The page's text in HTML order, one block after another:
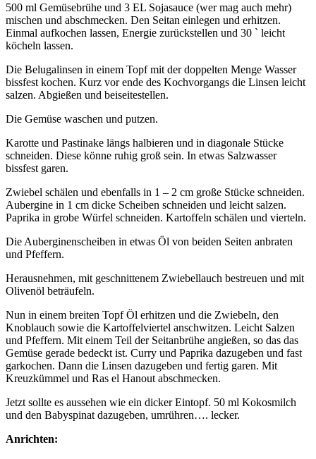
500 ml Gemüsebrühe und 3 EL Sojasauce (wer mag auch mehr)
mischen und abschmecken. Den Seitan einlegen und erhitzen.
Einmal aufkochen lassen, Energie zurückstellen und 30 ` leicht
köcheln lassen.
Die Belugalinsen in einem Topf mit der doppelten Menge Wasser
bissfest kochen. Kurz vor ende des Kochvorgangs die Linsen leicht
salzen. Abgießen und beiseitestellen.
Die Gemüse waschen und putzen.
Karotte und Pastinake längs halbieren und in diagonale Stücke
schneiden. Diese könne ruhig groß sein. In etwas Salzwasser
bissfest garen.
Zwiebel schälen und ebenfalls in 1 – 2 cm große Stücke schneiden.
Aubergine in 1 cm dicke Scheiben schneiden und leicht salzen.
Paprika in grobe Würfel schneiden. Kartoffeln schälen und vierteln.
Die Auberginenscheiben in etwas Öl von beiden Seiten anbraten
und Pfeffern.
Herausnehmen, mit geschnittenem Zwiebellauch bestreuen und mit
Olivenöl beträufeln.
Nun in einem breiten Topf Öl erhitzen und die Zwiebeln, den
Knoblauch sowie die Kartoffelviertel anschwitzen. Leicht Salzen
und Pfeffern. Mit einem Teil der Seitanbrühe angießen, so das das
Gemüse gerade bedeckt ist. Curry und Paprika dazugeben und fast
garkochen. Dann die Linsen dazugeben und fertig garen. Mit
Kreuzkümmel und Ras el Hanout abschmecken.
Jetzt sollte es aussehen wie ein dicker Eintopf. 50 ml Kokosmilch
und den Babyspinat dazugeben, umrühren…. lecker.
Anrichten: